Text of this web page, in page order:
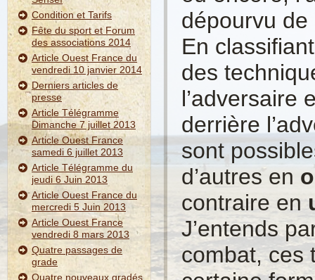
Condition et Tarifs
Fête du sport et Forum
des associations 2014
Article Ouest France du
vendredi 10 janvier 2014
Derniers articles de
presse
Article Télégramme
Dimanche 7 juillet 2013
Article Ouest France
samedi 6 juillet 2013
Article Télégramme du
jeudi 6 Juin 2013
Article Ouest France du
mercredi 5 Juin 2013
Article Ouest France
vendredi 8 mars 2013
Quatre passages de
grade
Quatre nouveaux gradés
dépourvu
En
des
l’adversaire
derrière
sont
d’autres en
contraire en
J’entends
combat, ces